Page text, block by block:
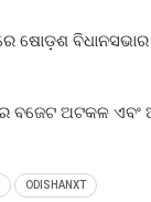
ଷୋଡ଼ଶ
ବଜେଟ ଅଟକଳ
ODISHANXT